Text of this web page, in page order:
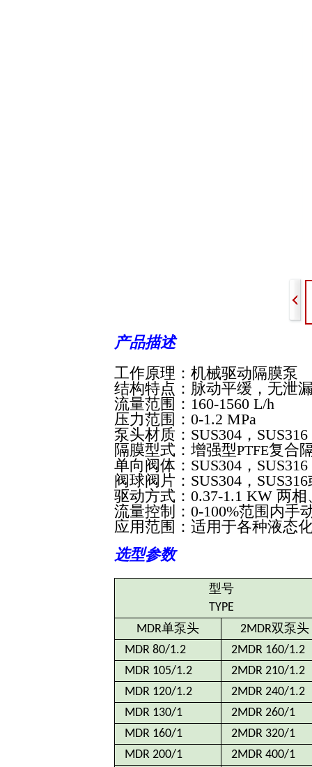
产品描述
工作原理 ： 机械驱动隔膜泵
结构特点： 脉动平缓，无泄
流量范围： 160-1560 L/h
压力范围： 0-1.2 MPa
泵头材质： SUS304 ， SUS316
隔膜型式： 增强型PTFE复合
单向阀体： SUS304 ， SUS316
阀球阀片： SUS304 ， SUS316
驱动方式： 0.37-1.1 KW 两相
流量控制： 0-100%范围内手
应用范围： 适用于各种液态
选型参数
型号
TYPE
MDR单泵头 2MDR双泵头
MDR 80/1.2
2MDR 160/1.2
MDR 105/1.2
2MDR 210/1.2
MDR 120/1.2
2MDR 240/1.2
MDR 130/1
2MDR 260/1
MDR 160/1
2MDR 320/1
MDR 200/1
2MDR 400/1